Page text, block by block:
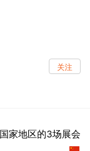
关注
家地区的3场展会